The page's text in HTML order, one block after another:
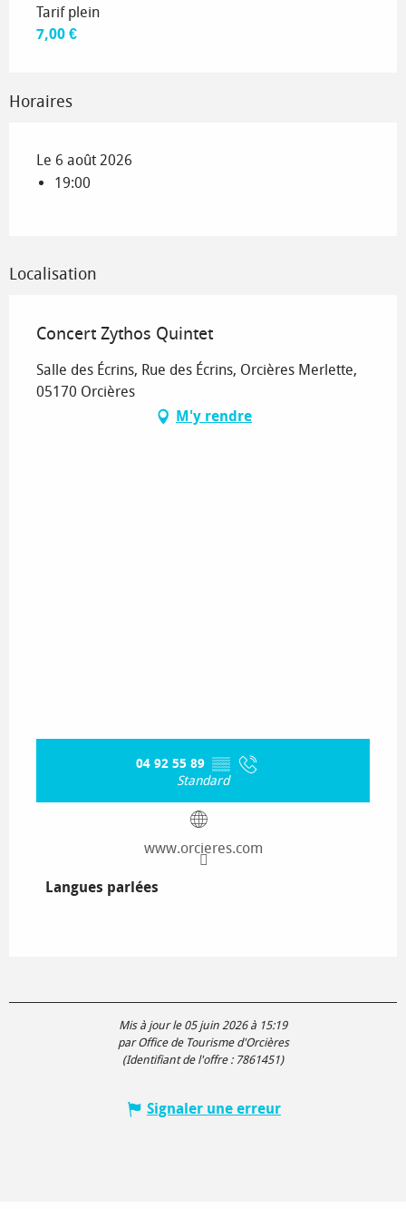
Tarif plein
7,00 €
Horaires
Le 6 août 2026
19:00
Localisation
Concert Zythos Quintet
Salle des Écrins, Rue des Écrins, Orcières Merlette,
05170 Orcières
M'y rendre
04 92 55 89 ▒▒
Standard
www.orcieres.com
Langues parlées
Langues parlées
Mis à jour le 05 juin 2026 à 15:19
par Office de Tourisme d'Orcières
(Identifiant de l'offre : 7861451)
Signaler une erreur